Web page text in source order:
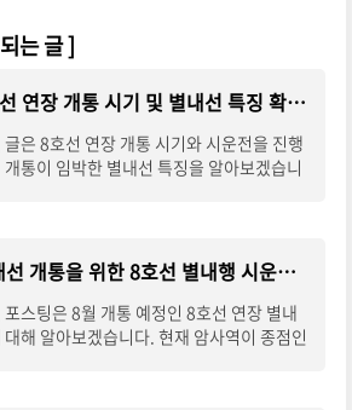
는 글 ]
8호선 연장 개통 시기 및 별내선 특징 확인하기
글은 8호선 연장 개통 시기와 시운전을 진행
개통이 임박한 별내선 특징을 알아보겠습니
별내선 개통을 위한 8호선 별내행 시운전 시작(노선도 포함)
포스팅은 8월 개통 예정인 8호선 연장 별내
대해 알아보겠습니다. 현재 암사역이 종점인